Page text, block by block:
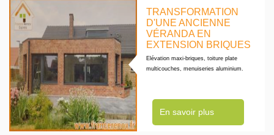
TRANSFORMATION
D'UNE ANCIENNE
VÉRANDA EN
EXTENSION BRIQUES
Elévation maxi-briques, toiture plate
multicouches, menuiseries aluminium.
En savoir plus